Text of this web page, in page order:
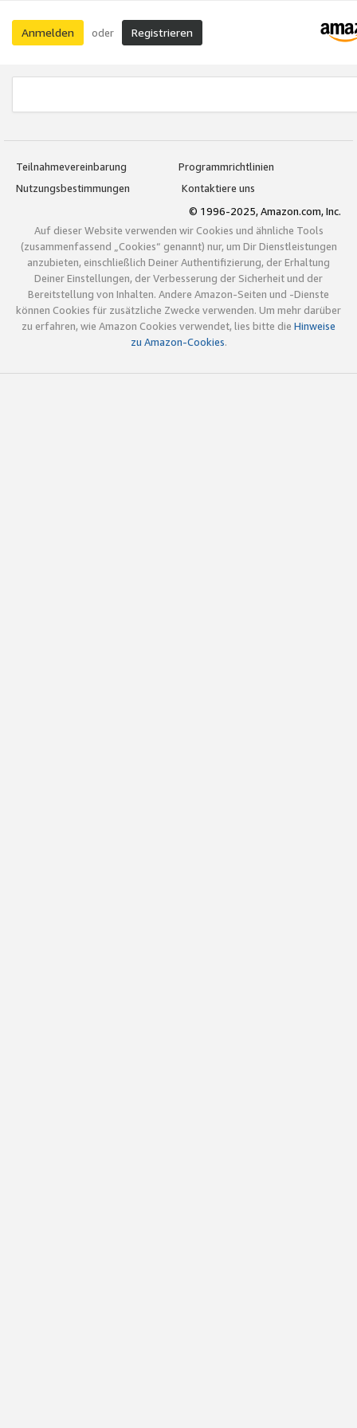
Anmelden oder Registrieren
Teilnahmevereinbarung
Programmrichtlinien
Nutzungsbestimmungen
Kontaktiere uns
© 1996-2025, Amazon.com, Inc.
Auf dieser Website verwenden wir Cookies und ähnliche Tools
(zusammenfassend „Cookies“ genannt) nur, um Dir Dienstleistungen
anzubieten, einschließlich Deiner Authentifizierung, der Erhaltung
Deiner Einstellungen, der Verbesserung der Sicherheit und der
Bereitstellung von Inhalten. Andere Amazon-Seiten und -Dienste
können Cookies für zusätzliche Zwecke verwenden. Um mehr darüber
zu erfahren, wie Amazon Cookies verwendet, lies bitte die Hinweise
zu Amazon-Cookies.